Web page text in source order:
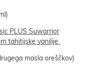
PLUS Suwarrior
tahitijske vanilije
masla oreščkov)